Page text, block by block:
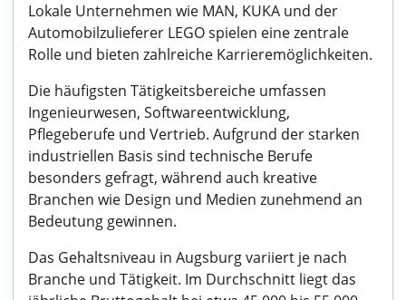
Lokale Unternehmen wie MAN, KUKA und der
Automobilzulieferer LEGO spielen eine zentrale
Rolle und bieten zahlreiche Karrieremöglichkeiten.
Die häufigsten Tätigkeitsbereiche umfassen
Ingenieurwesen, Softwareentwicklung,
Pflegeberufe und Vertrieb. Aufgrund der starken
industriellen Basis sind technische Berufe
besonders gefragt, während auch kreative
Branchen wie Design und Medien zunehmend an
Bedeutung gewinnen.
Das Gehaltsniveau in Augsburg variiert je nach
Branche und Tätigkeit. Im Durchschnitt liegt das